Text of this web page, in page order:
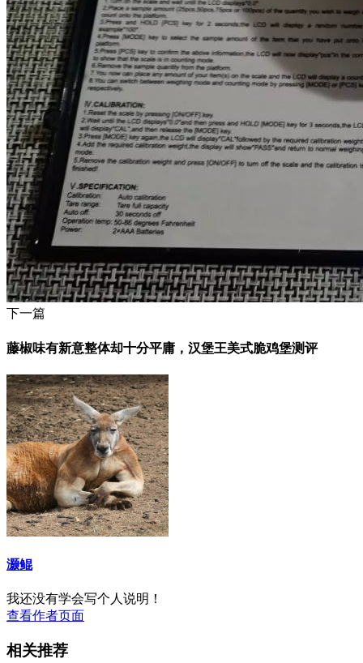
下一篇
藤椒味有新意整体却十分平庸，汉堡王美式脆鸡堡测评
灏鲲
我还没有学会写个人说明！
查看作者页面
相关推荐